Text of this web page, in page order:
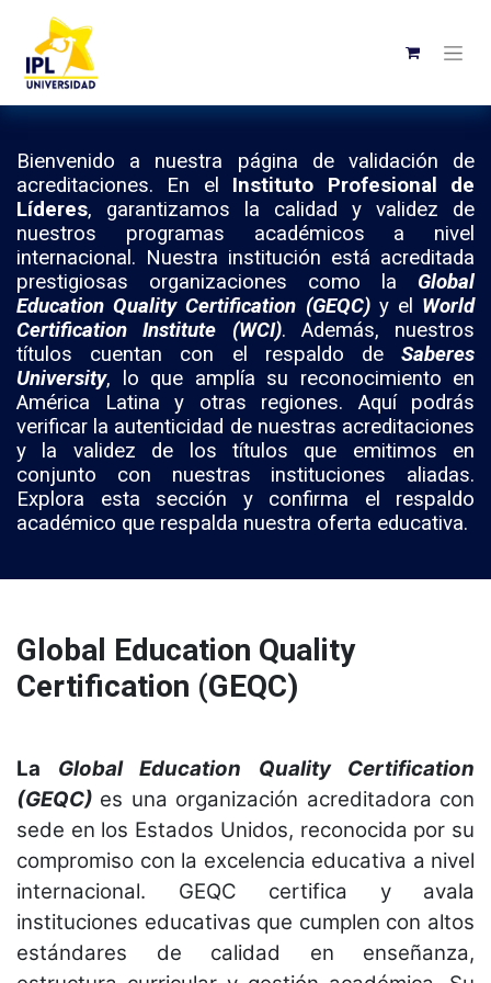
Bienvenido a nuestra página de validación de
acreditaciones. En el Instituto Profesional de
Líderes, garantizamos la calidad y validez de
nuestros programas académicos a nivel
internacional. Nuestra institución está acreditada
prestigiosas organizaciones como la Global
Education Quality Certification (GEQC)y el World
Certification Institute (WCI). Además, nuestros
títulos cuentan con el respaldo de Saberes
University, lo que amplía su reconocimiento en
América Latina y otras regiones. Aquí podrás
verificar la autenticidad de nuestras acreditaciones
y la validez de los títulos que emitimos en
conjunto con nuestras instituciones aliadas.
Explora esta sección y confirma el respaldo
académico que respalda nuestra oferta educativa.
Global Education Quality
Certification (GEQC)
La Global Education Quality Certification
(GEQC) es una organización acreditadora con
sede en los Estados Unidos, reconocida por su
compromiso con la excelencia educativa a nivel
internacional. GEQC certifica y avala
instituciones educativas que cumplen con altos
estándares de calidad en enseñanza,